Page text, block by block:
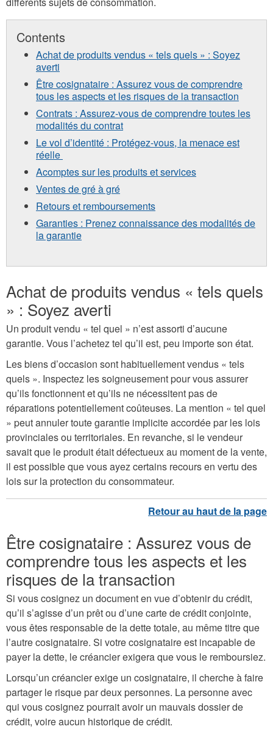
Contents
Achat de produits vendus « tels quels » : Soyez
averti
Être cosignataire : Assurez vous de comprendre
tous les aspects et les risques de la transaction
Contrats : Assurez-vous de comprendre toutes les
modalités du contrat
Le vol d’identité : Protégez-vous, la menace est
réelle
Acomptes sur les produits et services
Ventes de gré à gré
Retours et remboursements
Garanties : Prenez connaissance des modalités de
la garantie
Achat de produits vendus « tels quels
» : Soyez averti
Un produit vendu « tel quel » n’est assorti d’aucune
garantie. Vous l’achetez tel qu’il est, peu importe son état.
Les biens d’occasion sont habituellement vendus « tels
quels ». Inspectez les soigneusement pour vous assurer
qu’ils fonctionnent et qu’ils ne nécessitent pas de
réparations potentiellement coûteuses. La mention « tel quel
» peut annuler toute garantie implicite accordée par les lois
provinciales ou territoriales. En revanche, si le vendeur
savait que le produit était défectueux au moment de la vente,
il est possible que vous ayez certains recours en vertu des
lois sur la protection du consommateur.
Être cosignataire : Assurez vous de
comprendre tous les aspects et les
risques de la transaction
Si vous cosignez un document en vue d’obtenir du crédit,
qu’il s’agisse d’un prêt ou d’une carte de crédit conjointe,
vous êtes responsable de la dette totale, au même titre que
l’autre cosignataire. Si votre cosignataire est incapable de
payer la dette, le créancier exigera que vous le remboursiez.
Lorsqu’un créancier exige un cosignataire, il cherche à faire
partager le risque par deux personnes. La personne avec
qui vous cosignez pourrait avoir un mauvais dossier de
crédit, voire aucun historique de crédit.